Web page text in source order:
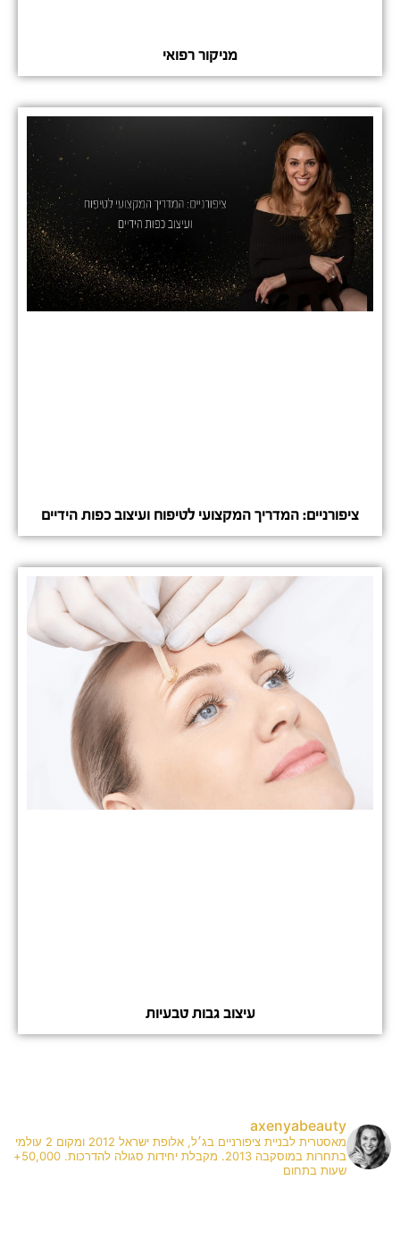
מניקור רפואי
ציפורניים: המדריך המקצועי לטיפוח ועיצוב כפות הידיים
עיצוב גבות טבעיות
axenyabeauty
מאסטרית לבניית ציפורניים בג׳ל, אלופת ישראל 2012 ומקום 2 עולמי
בתחרות במוסקבה 2013. מקבלת יחידות סגולה להדרכות. 50,000+
שעות בתחום